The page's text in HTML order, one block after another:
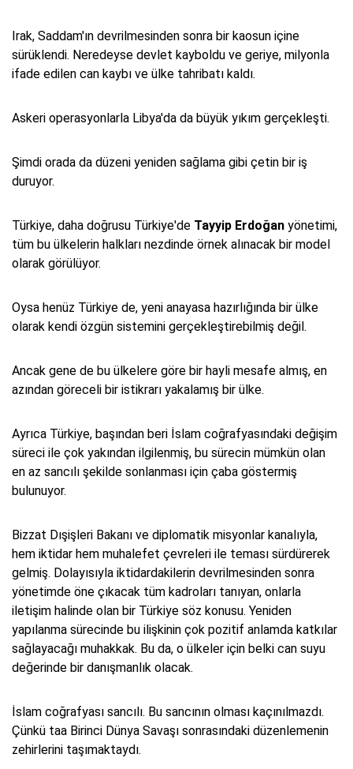
Irak, Saddam'ın devrilmesinden sonra bir kaosun içine
sürüklendi. Neredeyse devlet kayboldu ve geriye, milyonla
ifade edilen can kaybı ve ülke tahribatı kaldı.
Askeri operasyonlarla Libya'da da büyük yıkım gerçekleşti.
Şimdi orada da düzeni yeniden sağlama gibi çetin bir iş
duruyor.
Türkiye, daha doğrusu Türkiye'de Tayyip Erdoğan yönetimi,
tüm bu ülkelerin halkları nezdinde örnek alınacak bir model
olarak görülüyor.
Oysa henüz Türkiye de, yeni anayasa hazırlığında bir ülke
olarak kendi özgün sistemini gerçekleştirebilmiş değil.
Ancak gene de bu ülkelere göre bir hayli mesafe almış, en
azından göreceli bir istikrarı yakalamış bir ülke.
Ayrıca Türkiye, başından beri İslam coğrafyasındaki değişim
süreci ile çok yakından ilgilenmiş, bu sürecin mümkün olan
en az sancılı şekilde sonlanması için çaba göstermiş
bulunuyor.
Bizzat Dışişleri Bakanı ve diplomatik misyonlar kanalıyla,
hem iktidar hem muhalefet çevreleri ile teması sürdürerek
gelmiş. Dolayısıyla iktidardakilerin devrilmesinden sonra
yönetimde öne çıkacak tüm kadroları tanıyan, onlarla
iletişim halinde olan bir Türkiye söz konusu. Yeniden
yapılanma sürecinde bu ilişkinin çok pozitif anlamda katkılar
sağlayacağı muhakkak. Bu da, o ülkeler için belki can suyu
değerinde bir danışmanlık olacak.
İslam coğrafyası sancılı. Bu sancının olması kaçınılmazdı.
Çünkü taa Birinci Dünya Savaşı sonrasındaki düzenlemenin
zehirlerini taşımaktaydı.